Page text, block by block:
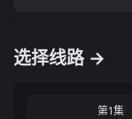
选择线路 →
第1集